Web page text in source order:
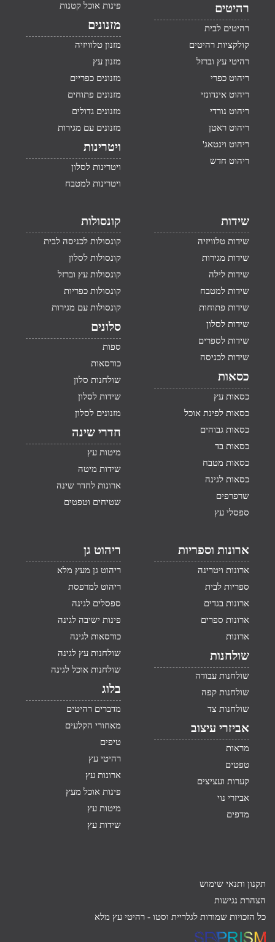
רהיטים
רהיטים לבית
קולקציות רהיטים
רהיטי עץ וברזל
ריהוט כפרי
ריהוט אינדונזי
ריהוט נורדי
ריהוט ראטן
ריהוט וינטאג'
ריהוט חדש
פינות אוכל קטנות
מזנונים
מזנון טלוויזיה
מזנון עץ
מזנונים כפריים
מזנונים פתוחים
מזנונים גדולים
מזנונים עם מגירות
ויטרינות
ויטרינות לסלון
ויטרינות למטבח
שידות
שידות טלוויזיה
שידות מגירות
שידות לילה
שידות למטבח
שידות פתוחות
שידות לסלון
שידות לספרים
שידות לכניסה
כסאות
כסאות עץ
כסאות לפינת אוכל
כסאות גבוהים
כסאות בד
כסאות מטבח
כסאות לגינה
שרפרפים
ספסלי עץ
קונסולות
קונסולות לכניסה לבית
קונסולות לסלון
קונסולות עץ וברזל
קונסולות כפריות
קונסולות עם מגירות
סלונים
ספות
כורסאות
שולחנות סלון
שידות לסלון
מזנונים לסלון
חדרי שינה
מיטות עץ
שידות מיטה
ארונות לחדר שינה
שטיחים וטפטים
ארונות וספריות
ארונות ויטרינה
ספריות לבית
ארונות בגדים
ארונות ספרים
ארונות
שולחנות
שולחנות עבודה
שולחנות קפה
שולחנות צד
אביזרי עיצוב
מראות
טפטים
קערות ועציצים
אביזרי נוי
מדפים
ריהוט גן
ריהוט גן מעץ מלא
ריהוט למרפסת
ספסלים לגינה
פינות ישיבה לגינה
כורסאות לגינה
שולחנות עץ לגינה
שולחנות אוכל לגינה
בלוג
מדברים רהיטים
מאחורי הקלעים
טיפים
רהיטי עץ
ארונות עץ
פינות אוכל מעץ
מיטות עץ
שידות עץ
תקנון ותנאי שימוש
הצהרת נגישות
כל הזכויות שמורות לגלריית וסטו - רהיטי עץ מלא